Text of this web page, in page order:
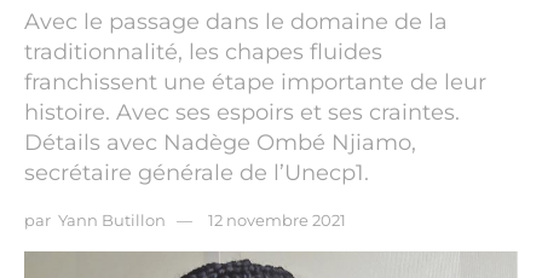
Avec le passage dans le domaine de la
traditionnalité, les chapes fluides
franchissent une étape importante de leur
histoire. Avec ses espoirs et ses craintes.
Détails avec Nadège Ombé Njiamo,
secrétaire générale de l’Unecp1.
par Yann Butillon 12 novembre 2021